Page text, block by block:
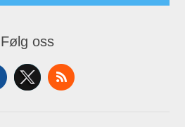
Følg oss